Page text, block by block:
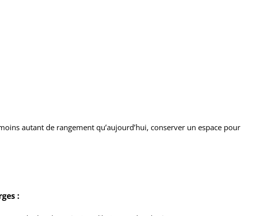
autant de rangement qu’aujourd’hui, conserver un espace pour
: